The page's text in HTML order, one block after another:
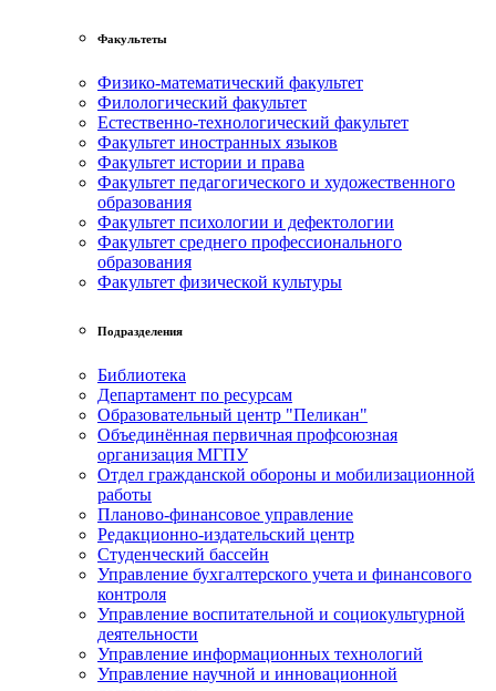
Факультеты
Физико-математический факультет
Филологический факультет
Естественно-технологический факультет
Факультет иностранных языков
Факультет истории и права
Факультет педагогического и художественного
образования
Факультет психологии и дефектологии
Факультет среднего профессионального
образования
Факультет физической культуры
Подразделения
Библиотека
Департамент по ресурсам
Образовательный центр "Пеликан"
Объединённая первичная профсоюзная
организация МГПУ
Отдел гражданской обороны и мобилизационной
работы
Планово-финансовое управление
Редакционно-издательский центр
Студенческий бассейн
Управление бухгалтерского учета и финансового
контроля
Управление воспитательной и социокультурной
деятельности
Управление информационных технологий
Управление научной и инновационной